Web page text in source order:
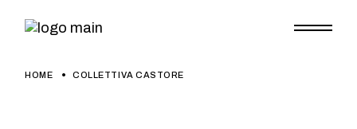
HOME COLLETTIVA CASTORE